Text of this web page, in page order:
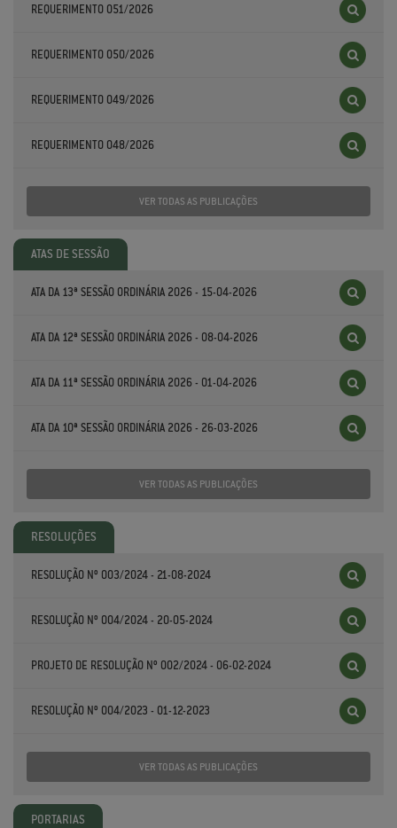
REQUERIMENTO 051/2026
REQUERIMENTO 050/2026
REQUERIMENTO 049/2026
REQUERIMENTO 048/2026
VER TODAS AS PUBLICAÇÕES
ATAS DE SESSÃO
ATA DA 13ª SESSÃO ORDINÁRIA 2026 - 15-04-2026
ATA DA 12ª SESSÃO ORDINÁRIA 2026 - 08-04-2026
ATA DA 11ª SESSÃO ORDINÁRIA 2026 - 01-04-2026
ATA DA 10ª SESSÃO ORDINÁRIA 2026 - 26-03-2026
VER TODAS AS PUBLICAÇÕES
RESOLUÇÕES
RESOLUÇÃO Nº 003/2024 - 21-08-2024
RESOLUÇÃO Nº 004/2024 - 20-05-2024
PROJETO DE RESOLUÇÃO Nº 002/2024 - 06-02-2024
RESOLUÇÃO Nº 004/2023 - 01-12-2023
VER TODAS AS PUBLICAÇÕES
PORTARIAS